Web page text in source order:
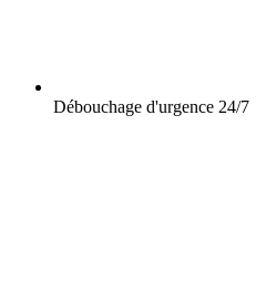
Débouchage d'urgence 24/7